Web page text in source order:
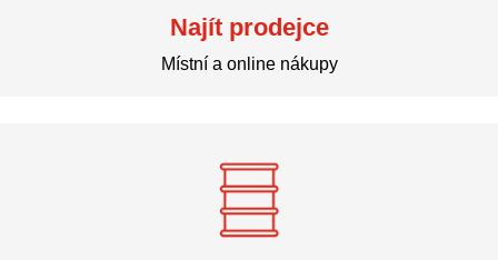
Najít prodejce
Místní a online nákupy